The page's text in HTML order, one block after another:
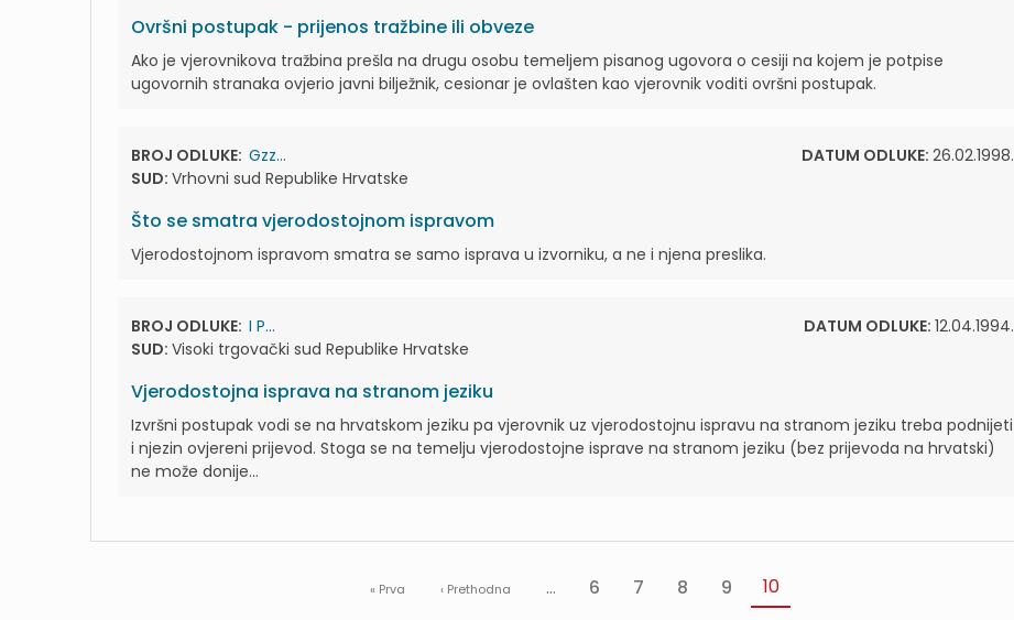
Ovršni postupak - prijenos tražbine ili obveze
Ako je vjerovnikova tražbina prešla na drugu osobu temeljem pisanog ugovora o cesiji na kojem je potpise
ugovornih stranaka ovjerio javni bilježnik, cesionar je ovlašten kao vjerovnik voditi ovršni postupak.
BROJ ODLUKE: Gzz...
SUD: Vrhovni sud Republike Hrvatske
DATUM ODLUKE: 26.02.1998.
Što se smatra vjerodostojnom ispravom
Vjerodostojnom ispravom smatra se samo isprava u izvorniku, a ne i njena preslika.
BROJ ODLUKE: I P...
SUD: Visoki trgovački sud Republike Hrvatske
DATUM ODLUKE: 12.04.1994.
Vjerodostojna isprava na stranom jeziku
Izvršni postupak vodi se na hrvatskom jeziku pa vjerovnik uz vjerodostojnu ispravu na stranom jeziku treba podnijeti
i njezin ovjereni prijevod. Stoga se na temelju vjerodostojne isprave na stranom jeziku (bez prijevoda na hrvatski)
ne može donije...
« Prva ‹ Prethodna ... 6 7 8 9 10